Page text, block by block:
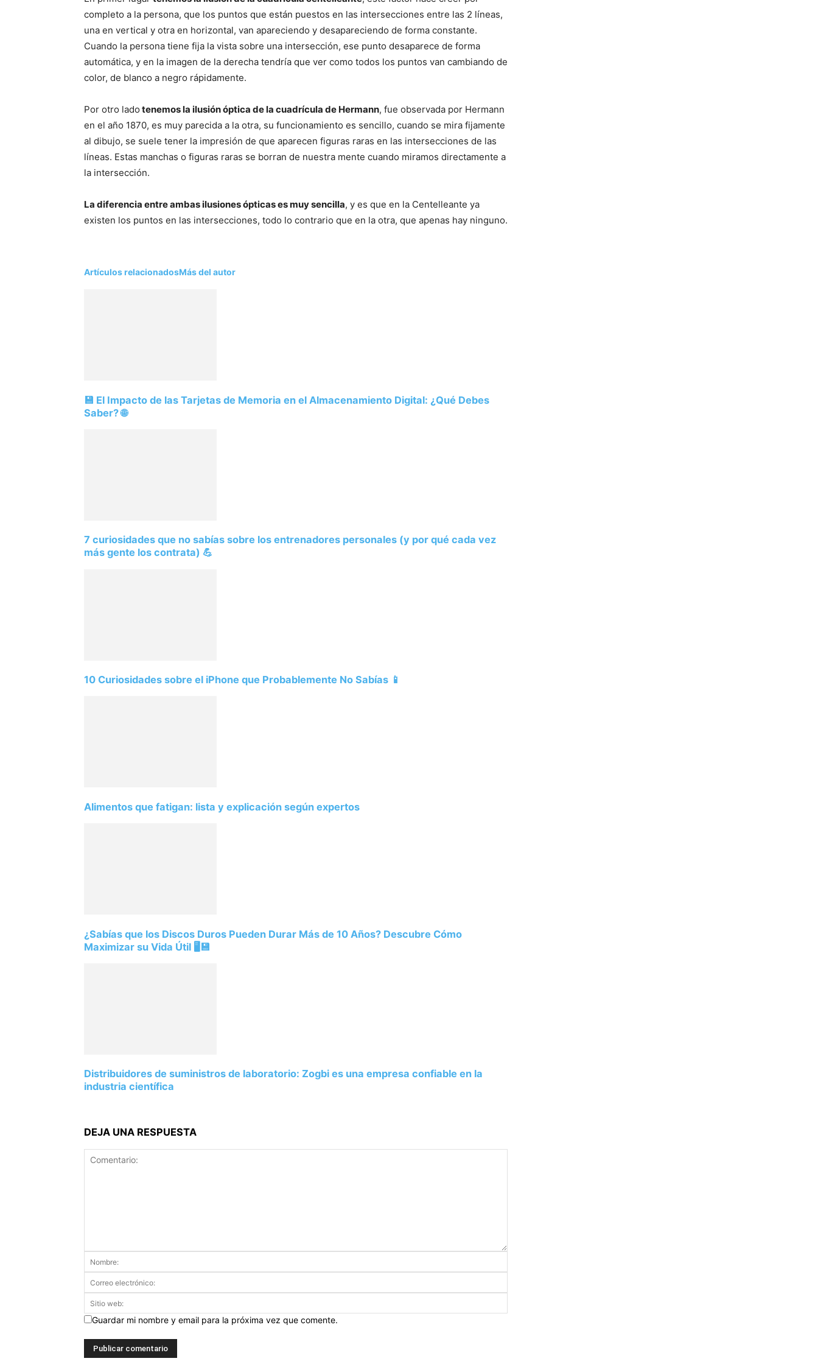
Mundo
completo a la persona, que los puntos que están puestos en las intersecciones entre las 2 líneas,
una en vertical y otra en horizontal, van apareciendo y desapareciendo de forma constante.
Cuando la persona tiene fija la vista sobre una intersección, ese punto desaparece de forma
automática, y en la imagen de la derecha tendría que ver como todos los puntos van cambiando de
color, de blanco a negro rápidamente.
Por otro lado tenemos la ilusión óptica de la cuadrícula de Hermann, fue observada por Hermann
en el año 1870, es muy parecida a la otra, su funcionamiento es sencillo, cuando se mira fijamente
al dibujo, se suele tener la impresión de que aparecen figuras raras en las intersecciones de las
líneas. Estas manchas o figuras raras se borran de nuestra mente cuando miramos directamente a
la intersección.
La diferencia entre ambas ilusiones ópticas es muy sencilla, y es que en la Centelleante ya
existen los puntos en las intersecciones, todo lo contrario que en la otra, que apenas hay ninguno.
Artículos relacionadosMás del autor
💾 El Impacto de las Tarjetas de Memoria en el Almacenamiento Digital: ¿Qué Debes
Saber? 🌐
7 curiosidades que no sabías sobre los entrenadores personales (y por qué cada vez
más gente los contrata) 💪
10 Curiosidades sobre el iPhone que Probablemente No Sabías 📱
Alimentos que fatigan: lista y explicación según expertos
¿Sabías que los Discos Duros Pueden Durar Más de 10 Años? Descubre Cómo
Maximizar su Vida Útil 🖥️💾
Distribuidores de suministros de laboratorio: Zogbi es una empresa confiable en la
industria científica
DEJA UNA RESPUESTA
Guardar mi nombre y email para la próxima vez que comente.